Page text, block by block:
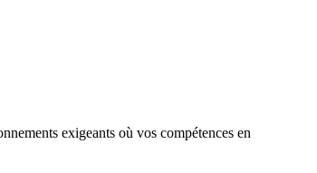
exigeants où vos compétences en